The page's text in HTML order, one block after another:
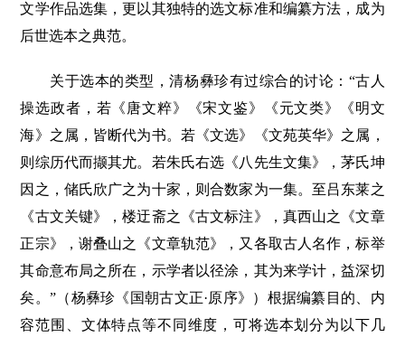
文学作品选集，更以其独特的选文标准和编纂方法，成为
后世选本之典范。
关于选本的类型，清杨彝珍有过综合的讨论：“古人
操选政者，若《唐文粹》《宋文鉴》《元文类》《明文
海》之属，皆断代为书。若《文选》《文苑英华》之属，
则综历代而撷其尤。若朱氏右选《八先生文集》，茅氏坤
因之，储氏欣广之为十家，则合数家为一集。至吕东莱之
《古文关键》，楼迂斋之《古文标注》，真西山之《文章
正宗》，谢叠山之《文章轨范》，又各取古人名作，标举
其命意布局之所在，示学者以径涂，其为来学计，益深切
矣。”（杨彝珍《国朝古文正·原序》）根据编纂目的、内
容范围、文体特点等不同维度，可将选本划分为以下几